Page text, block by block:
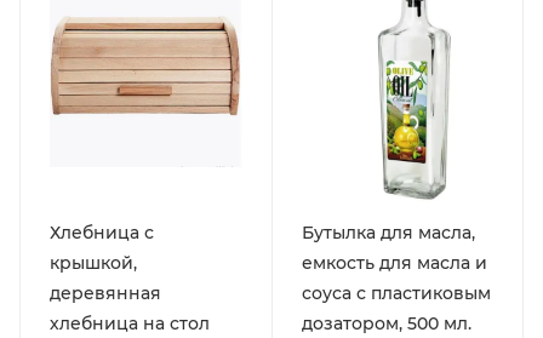
Хлебница с
крышкой,
деревянная
хлебница на стол
Бутылка для масла,
емкость для масла и
соуса с пластиковым
дозатором, 500 мл.